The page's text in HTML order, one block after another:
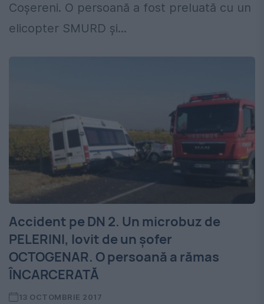
Coşereni. O persoană a fost preluată cu un
elicopter SMURD şi...
Accident pe DN 2. Un microbuz de
PELERINI, lovit de un șofer
OCTOGENAR. O persoană a rămas
ÎNCARCERATĂ
13 OCTOMBRIE 2017